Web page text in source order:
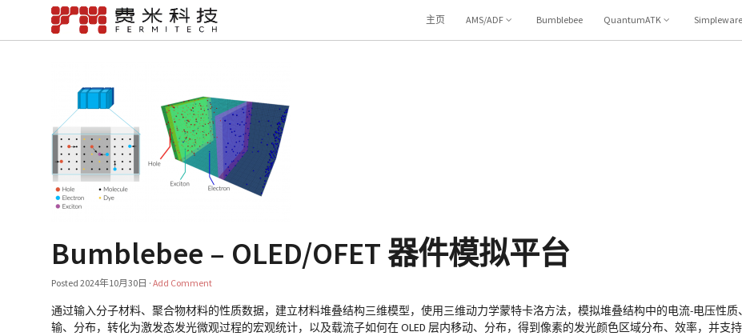
主页 AMS/ADF Bumblebee QuantumATK Simpleware
Bumblebee – OLED/OFET 器件模拟平台
Posted2024年10月30日 ·Add Comment
通过输入分子材料、聚合物材料的性质数据，建立材料堆叠结构三维模型，使用三维动力学蒙特卡洛方法，模拟堆叠结构中的电流-电压性
输、分布，转化为激发态发光微观过程的宏观统计，以及载流子如何在 OLED 层内移动、分布，得到像素的发光颜色区域分布、效率，并支